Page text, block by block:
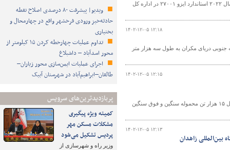
ویدیو| پیشرفت ۸۰ درصدی اصلاح نقطه
حادثه‌خیز ورودی فرخشهر واقع در چهارمحال و
بختیاری
تداوم عملیات چهارخطه کردن ۱۵ کیلومتر از
محور اسدآباد – داشبلاغ
اجرای عملیات ایمن‌سازی محور زیاران–
طالقان–ابراهیم‌آباد در شهرستان آبیک
پربازدیدترین‌های سرویس
کمیته ویژه پیگیری
مشکلات مسکن مهر
پردیس تشکیل می‌شود
وزیر راه و شهرسازی از
برای اولین بار در سطح بنادر کشور، ارزیابی وضعیت پیاده‌سازی ISMS بر اساس ویرایش سال ۲۰۲۲ استاندارد ایزو ۲۷۰۰۱ در اداره کل
۱۴۰۲-۱۲-۰۵ ۱۲:۱۸
جنوبی دریای مکران به طول سه هزار متر
۱۴۰۲-۱۲-۰۵ ۱۲:۱۵
معاون امور بندری و اقتصادی بنادر و دریانوردی سیستان و بلوچستان گفت: از ابتدای امسال ۱۵ هزار تن محموله سنگین و فوق سنگین
۱۴۰۲-۱۲-۰۵ ۱۲:۱۳
زاهدان